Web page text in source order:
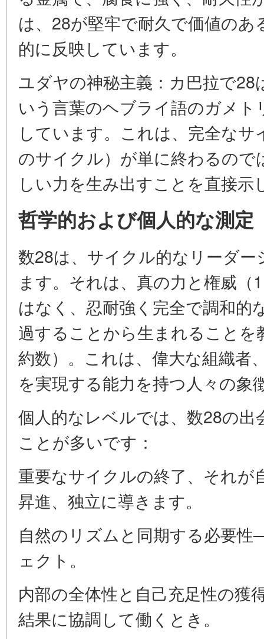
は、28が堅牢で耐久で価値の
的に反映しています。
ユダヤの神秘主義：カ巴拉で
いう言葉のヘブライ語のガメ
しています。これは、完全な
のサイクル）が単に終わるの
しい力を生み出すことを直接示
哲学的および個人的な測定
数28は、サイクル的なリーダ
ます。それは、真の力と権威
はなく、忍耐強く完全で調和的
過することから生まれること
約数）。これは、偉大な組織者
を実現する能力を持つ人々の象
個人的なレベルでは、数28の
ことが多いです：
重要なサイクルの終了、それが
昇進、独立に導きます。
自然のリズムと同期する必要
ェクト。
内部の全体性と自己充足性の獲
結果に協調して働くとき。